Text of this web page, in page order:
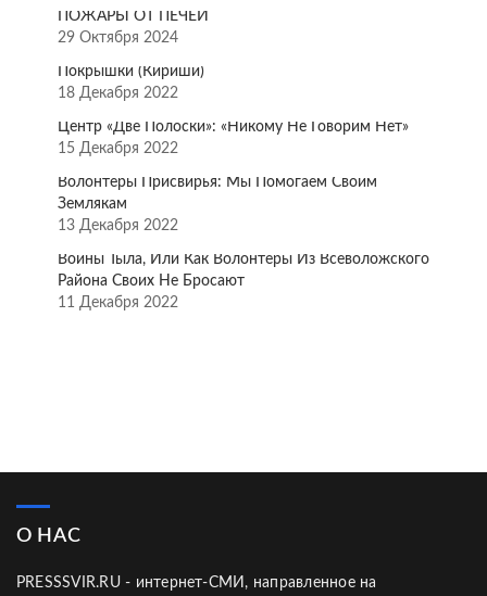
ПОЖАРЫ ОТ ПЕЧЕЙ
29 Октября 2024
Покрышки (Кириши)
18 Декабря 2022
Центр «Две Полоски»: «Никому Не Говорим Нет»
15 Декабря 2022
Волонтёры Присвирья: Мы Помогаем Своим
Землякам
13 Декабря 2022
Воины Тыла, Или Как Волонтёры Из Всеволожского
Района Своих Не Бросают
11 Декабря 2022
О НАС
PRESSSVIR.RU - интернет-СМИ, направленное на